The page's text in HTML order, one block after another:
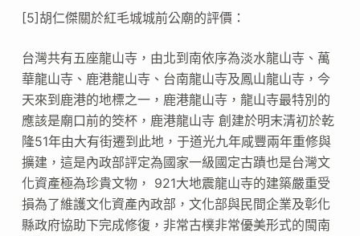
[5]胡仁傑關於紅毛城城前公廟的評價：
台灣共有五座龍山寺，由北到南依序為淡水龍山寺、萬
華龍山寺、鹿港龍山寺、台南龍山寺及鳳山龍山寺，今
天來到鹿港的地標之一，鹿港龍山寺，龍山寺最特別的
應該是廟口前的筊杯，鹿港龍山寺 創建於明末清初於乾
隆51年由大有街遷到此地，于道光九年咸豐兩年重修與
擴建，這是內政部評定為國家一級國定古蹟也是台灣文
化資產極為珍貴文物， 921大地震龍山寺的建築嚴重受
損為了維護文化資產內政部，文化部與民間企業及彰化
縣政府協助下完成修復，非常古樸非常優美形式的閩南